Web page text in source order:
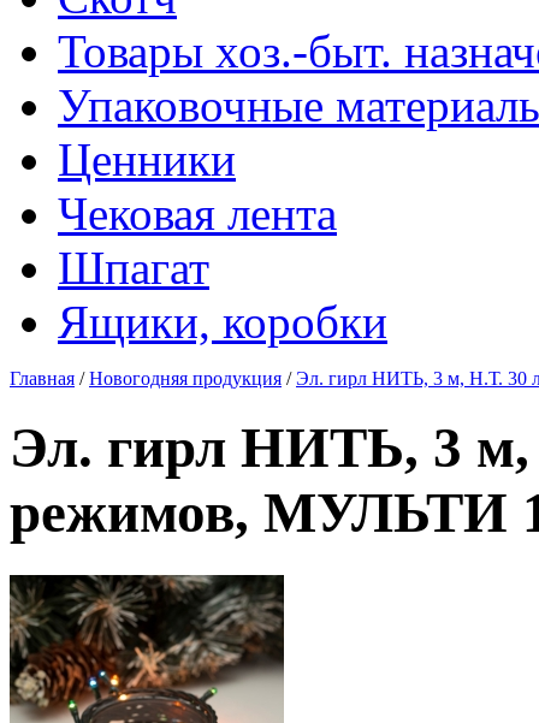
Товары хоз.-быт.
Упаковочные
Ценники
Чековая лента
Шпагат
Ящики, коробки
Главная /Новогодняя продукция /Эл. гирл НИТЬ, 3 м, Н.Т. 30
Эл. гирл НИТЬ, 3 м,
режимов, МУЛЬТИ